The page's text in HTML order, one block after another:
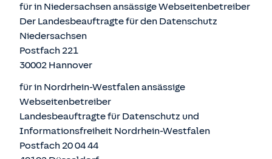
für in Niedersachsen ansässige Webseitenbetreiber
Der Landesbeauftragte für den Datenschutz
Niedersachsen
Postfach 221
30002 Hannover
für in Nordrhein-Westfalen ansässige
Webseitenbetreiber
Landesbeauftragte für Datenschutz und
Informationsfreiheit Nordrhein-Westfalen
Postfach 20 04 44